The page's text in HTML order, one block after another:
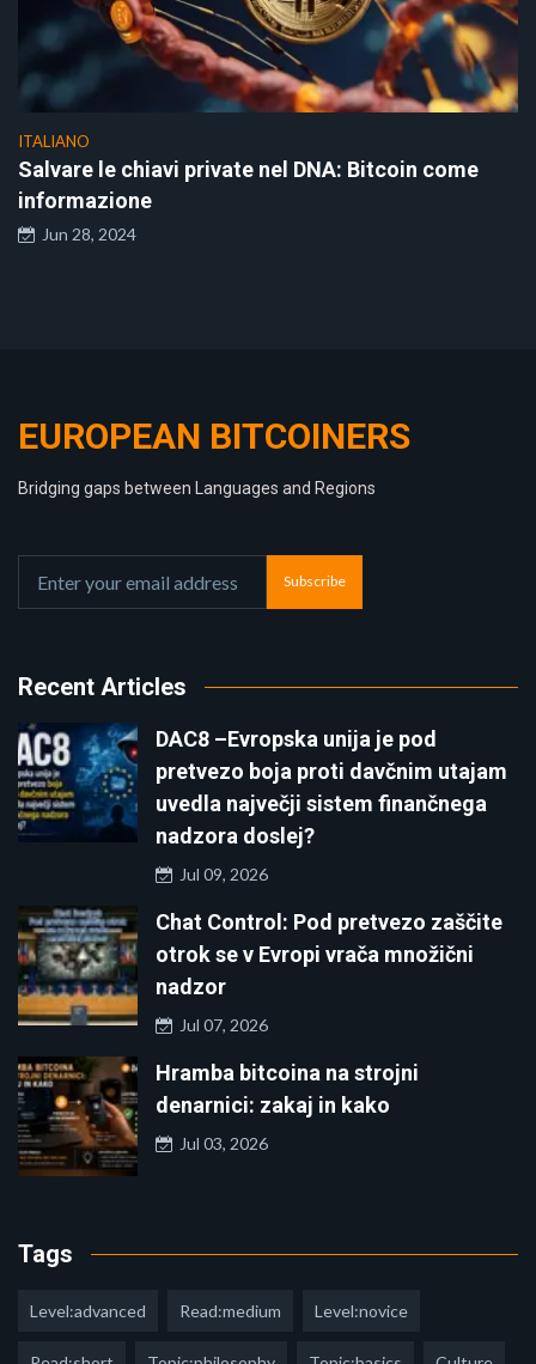
ITALIANO
Salvare le chiavi private nel DNA: Bitcoin come
informazione
Jun 28, 2024
EUROPEAN BITCOINERS
Bridging gaps between Languages and Regions
Subscribe
Recent Articles
DAC8 –Evropska unija je pod
pretvezo boja proti davčnim utajam
uvedla največji sistem finančnega
nadzora doslej?
Jul 09, 2026
Chat Control: Pod pretvezo zaščite
otrok se v Evropi vrača množični
nadzor
Jul 07, 2026
Hramba bitcoina na strojni
denarnici: zakaj in kako
Jul 03, 2026
Tags
Level:advanced Read:medium Level:novice